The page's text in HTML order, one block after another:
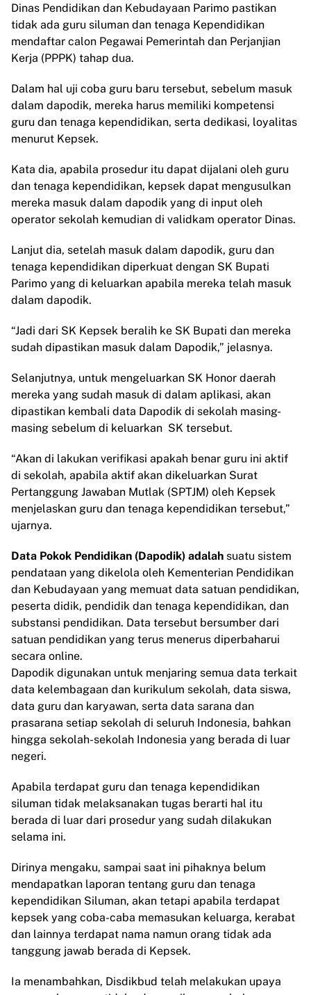
Dinas Pendidikan dan Kebudayaan Parimo pastikan
tidak ada guru siluman dan tenaga Kependidikan
mendaftar calon Pegawai Pemerintah dan Perjanjian
Kerja (PPPK) tahap dua.
Dalam hal uji coba guru baru tersebut, sebelum masuk
dalam dapodik, mereka harus memiliki kompetensi
guru dan tenaga kependidikan, serta dedikasi, loyalitas
menurut Kepsek.
Kata dia, apabila prosedur itu dapat dijalani oleh guru
dan tenaga kependidikan, kepsek dapat mengusulkan
mereka masuk dalam dapodik yang di input oleh
operator sekolah kemudian di validkam operator Dinas.
Lanjut dia, setelah masuk dalam dapodik, guru dan
tenaga kependidikan diperkuat dengan SK Bupati
Parimo yang di keluarkan apabila mereka telah masuk
dalam dapodik.
“Jadi dari SK Kepsek beralih ke SK Bupati dan mereka
sudah dipastikan masuk dalam Dapodik,” jelasnya.
Selanjutnya, untuk mengeluarkan SK Honor daerah
mereka yang sudah masuk di dalam aplikasi, akan
dipastikan kembali data Dapodik di sekolah masing-
masing sebelum di keluarkan SK tersebut.
“Akan di lakukan verifikasi apakah benar guru ini aktif
di sekolah, apabila aktif akan dikeluarkan Surat
Pertanggung Jawaban Mutlak (SPTJM) oleh Kepsek
menjelaskan guru dan tenaga kependidikan tersebut,”
ujarnya.
Data Pokok Pendidikan (Dapodik) adalah suatu sistem
pendataan yang dikelola oleh Kementerian Pendidikan
dan Kebudayaan yang memuat data satuan pendidikan,
peserta didik, pendidik dan tenaga kependidikan, dan
substansi pendidikan. Data tersebut bersumber dari
satuan pendidikan yang terus menerus diperbaharui
secara online.
Dapodik digunakan untuk menjaring semua data terkait
data kelembagaan dan kurikulum sekolah, data siswa,
data guru dan karyawan, serta data sarana dan
prasarana setiap sekolah di seluruh Indonesia, bahkan
hingga sekolah-sekolah Indonesia yang berada di luar
negeri.
Apabila terdapat guru dan tenaga kependidikan
siluman tidak melaksanakan tugas berarti hal itu
berada di luar dari prosedur yang sudah dilakukan
selama ini.
Dirinya mengaku, sampai saat ini pihaknya belum
mendapatkan laporan tentang guru dan tenaga
kependidikan Siluman, akan tetapi apabila terdapat
kepsek yang coba-caba memasukan keluarga, kerabat
dan lainnya terdapat nama namun orang tidak ada
tanggung jawab berada di Kepsek.
Ia menambahkan, Disdikbud telah melakukan upaya